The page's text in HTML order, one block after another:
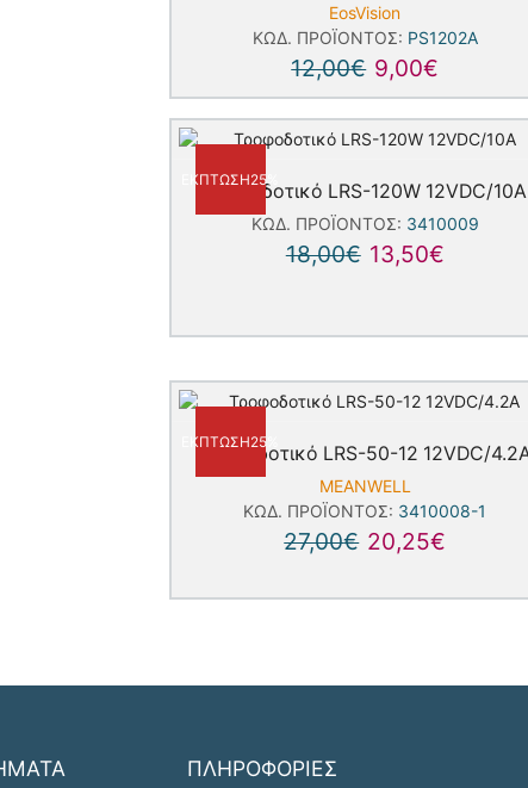
EosVision
ΚΩΔ. ΠΡΟΪΌΝΤΟΣ: PS1202A
12,00€ 9,00€
ΈΚΠΤΩΣΗ25%
Τροφοδοτικό LRS-120W 12VDC/10A
ΚΩΔ. ΠΡΟΪΌΝΤΟΣ: 3410009
18,00€ 13,50€
ΈΚΠΤΩΣΗ25%
Τροφοδοτικό LRS-50-12 12VDC/
MEANWELL
ΚΩΔ. ΠΡΟΪΌΝΤΟΣ: 3410008-1
27,00€ 20,25€
ΠΛΗΡΟΦΟΡΙΕΣ